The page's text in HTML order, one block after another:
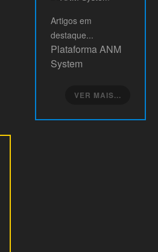
Artigos em
destaque...
Plataforma ANM
System
VER MAIS...